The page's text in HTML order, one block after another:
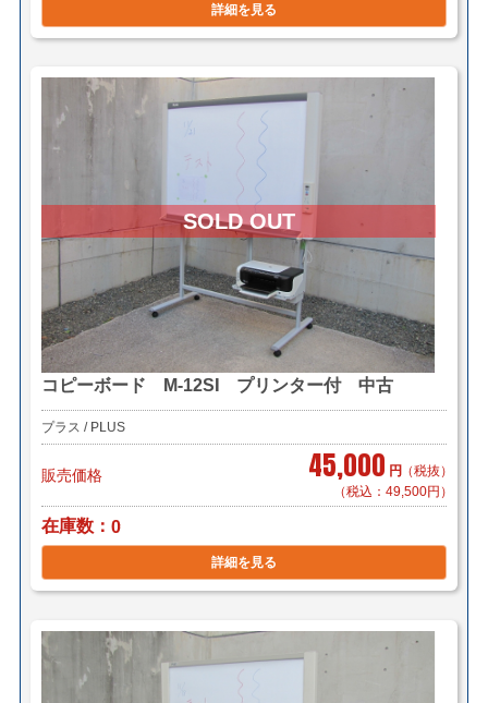
詳細を見る
コピーボード M-12SI プリンター付 中古
プラス / PLUS
販売価格 45,000 円 （税抜）
（税込：49,500円）
在庫数 0
詳細を見る